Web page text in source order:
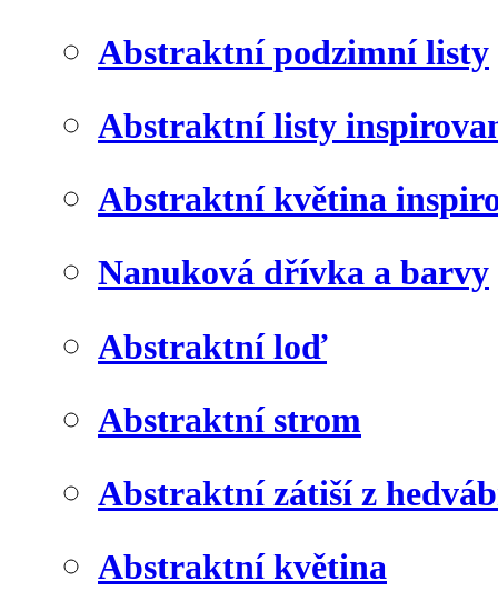
Abstraktní podzimní listy
Abstraktní listy
Abstraktní květina
Nanuková dřívka a barvy
Abstraktní loď
Abstraktní strom
Abstraktní zátiší z
Abstraktní květina